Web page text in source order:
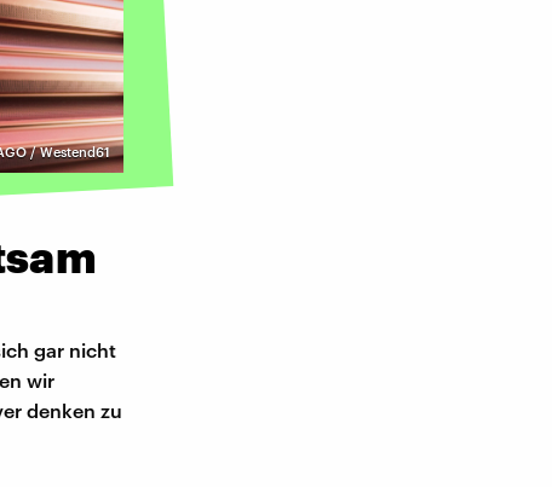
/ Westend61
gar nicht
wir
denken zu